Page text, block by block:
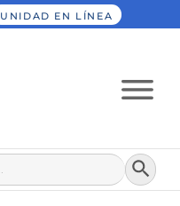
UNIDAD EN LÍNEA
Botón